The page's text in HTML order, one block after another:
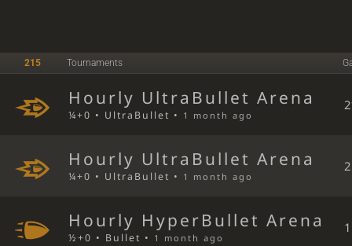
215 Tournaments
Hourly UltraBullet Arena
¼+0 • UltraBullet • 1 month ago
Hourly UltraBullet Arena
¼+0 • UltraBullet • 1 month ago
2
Hourly HyperBullet Arena
½+0 • Bullet • 1 month ago
1